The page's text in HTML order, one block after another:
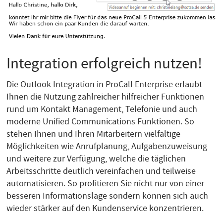
Integration erfolgreich nutzen!
Die Outlook Integration in ProCall Enterprise erlaubt
Ihnen die Nutzung zahlreicher hilfreicher Funktionen
rund um Kontakt Management, Telefonie und auch
moderne Unified Communications Funktionen. So
stehen Ihnen und Ihren Mitarbeitern vielfältige
Möglichkeiten wie Anrufplanung, Aufgabenzuweisung
und weitere zur Verfügung, welche die täglichen
Arbeitsschritte deutlich vereinfachen und teilweise
automatisieren. So profitieren Sie nicht nur von einer
besseren Informationslage sondern können sich auch
wieder stärker auf den Kundenservice konzentrieren.